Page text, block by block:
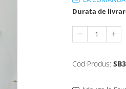
Durata de
Cod Produs: